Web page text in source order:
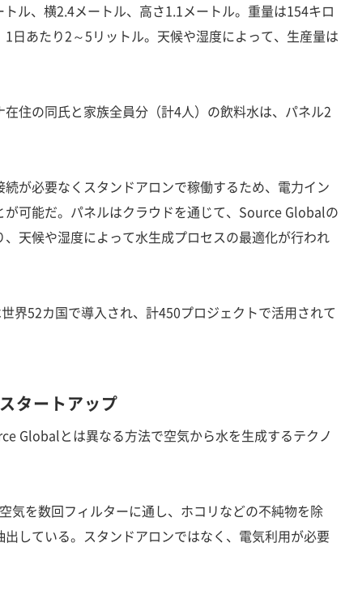
ル、横2.4メートル、高さ1.1メートル。重量は154キロ
日あたり2～5リットル。天候や湿度によって、生産量は
住の同氏と家族全員分（計4人）の飲料水は、パネル2
が必要なくスタンドアロンで稼働するため、電力イン
可能だ。パネルはクラウドを通じて、Source Globalの
天候や湿度によって水生成プロセスの最適化が行われ
界52カ国で導入され、計450プロジェクトで活用されて
タートアップ
Globalとは異なる方法で空気から水を生成するテクノ
気を数回フィルターに通し、ホコリなどの不純物を除
している。スタンドアロンではなく、電気利用が必要